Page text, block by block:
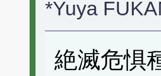
*Yuya
絶滅危惧